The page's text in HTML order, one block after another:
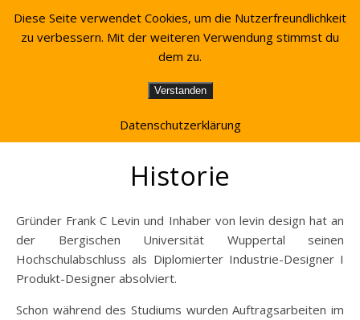
Historie
Gründer Frank C Levin und Inhaber von levin design hat an
der Bergischen Universität Wuppertal seinen
Hochschulabschluss als Diplomierter Industrie-Designer I
Produkt-Designer absolviert.
Schon während des Studiums wurden Auftragsarbeiten im
Diese Seite verwendet Cookies, um die Nutzerfreundlichkeit
zu verbessern. Mit der weiteren Verwendung stimmst du
dem zu.
Verstanden
Datenschutzerklärung